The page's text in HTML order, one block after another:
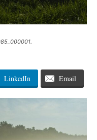
LinkedIn Email